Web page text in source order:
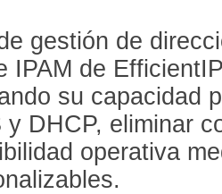
gestión de
IPAM de
su capacidad
y DHCP, eliminar
operativa